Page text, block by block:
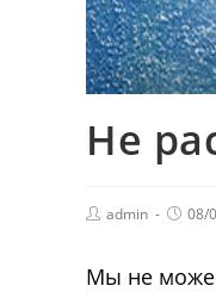
Не
admin 08/
Мы не